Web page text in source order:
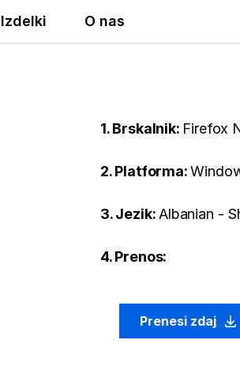
Izdelki O nas
1. Brskalnik: Firefox
2. Platforma:
3. Jezik: Albanian -
4. Prenos:
Prenesi zdaj